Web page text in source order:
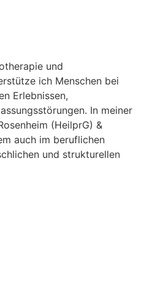
und
ich Menschen bei
Erlebnissen,
In meiner
(HeilprG) &
auch im beruflichen
und strukturellen